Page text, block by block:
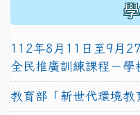
112年8月11日至9月
全民推廣訓練課程－學
教育部「新世代環境教